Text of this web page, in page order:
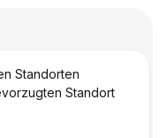
Standorten
Standort